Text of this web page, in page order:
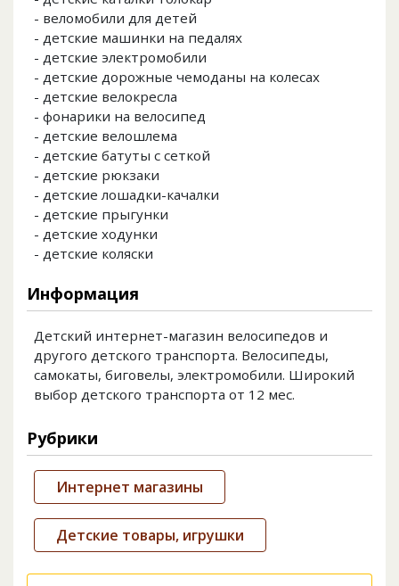
- веломобили для детей
- детские машинки на педалях
- детские электромобили
- детские дорожные чемоданы на колесах
- детские велокресла
- фонарики на велосипед
- детские велошлема
- детские батуты с сеткой
- детские рюкзаки
- детские лошадки-качалки
- детские прыгунки
- детские ходунки
- детские коляски
Информация
Детский интернет-магазин велосипедов и
другого детского транспорта. Велосипеды,
самокаты, биговелы, электромобили. Широкий
выбор детского транспорта от 12 мес.
Рубрики
Интернет магазины
Детские товары, игрушки